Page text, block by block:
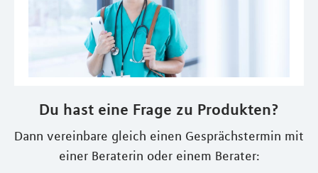
Du hast eine Frage zu Produkten?
Dann vereinbare gleich einen Gesprächstermin mit
einer Beraterin oder einem Berater: